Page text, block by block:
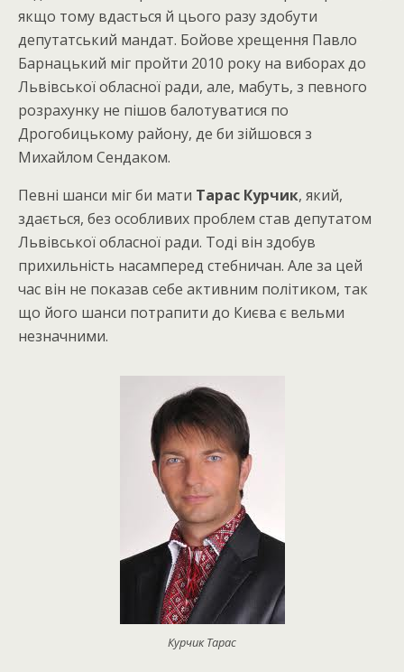
якщо тому вдасться й цього разу здобути
депутатський мандат. Бойове хрещення Павло
Барнацький міг пройти 2010 року на виборах до
Львівської обласної ради, але, мабуть, з певного
розрахунку не пішов балотуватися по
Дрогобицькому району, де би зійшовся з
Михайлом Сендаком.
Певні шанси міг би мати Тарас Курчик, який,
здається, без особливих проблем став депутатом
Львівської обласної ради. Тоді він здобув
прихильність насамперед стебничан. Але за цей
час він не показав себе активним політиком, так
що його шанси потрапити до Києва є вельми
незначними.
Курчик Тарас